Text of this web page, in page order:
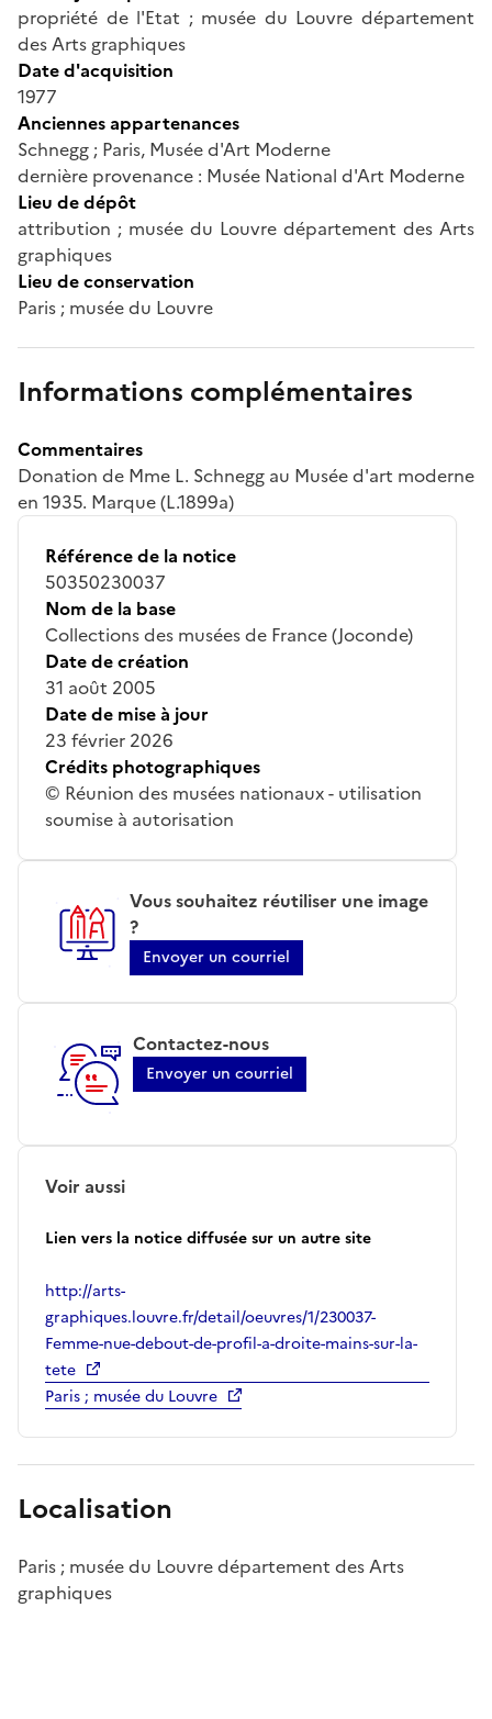
propriété de l'Etat ; musée du Louvre département
des Arts graphiques
Date d'acquisition
1977
Anciennes appartenances
Schnegg ; Paris, Musée d'Art Moderne
dernière provenance : Musée National d'Art Moderne
Lieu de dépôt
attribution ; musée du Louvre département des Arts
graphiques
Lieu de conservation
Paris ; musée du Louvre
Informations complémentaires
Commentaires
Donation de Mme L. Schnegg au Musée d'art moderne
en 1935. Marque (L.1899a)
Référence de la notice
50350230037
Nom de la base
Collections des musées de France (Joconde)
Date de création
31 août 2005
Date de mise à jour
23 février 2026
Crédits photographiques
© Réunion des musées nationaux - utilisation
soumise à autorisation
Vous souhaitez réutiliser une image
?
Envoyer un courriel
Contactez-nous
Envoyer un courriel
Voir aussi
Lien vers la notice diffusée sur un autre site
http://arts-
graphiques.louvre.fr/detail/oeuvres/1/230037-
Femme-nue-debout-de-profil-a-droite-mains-sur-la-
tete
Paris ; musée du Louvre
Localisation
Paris ; musée du Louvre département des Arts
graphiques